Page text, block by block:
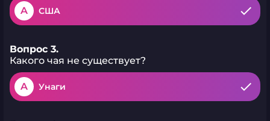
A США
Вопрос 3.
Какого чая не существует?
A Унаги